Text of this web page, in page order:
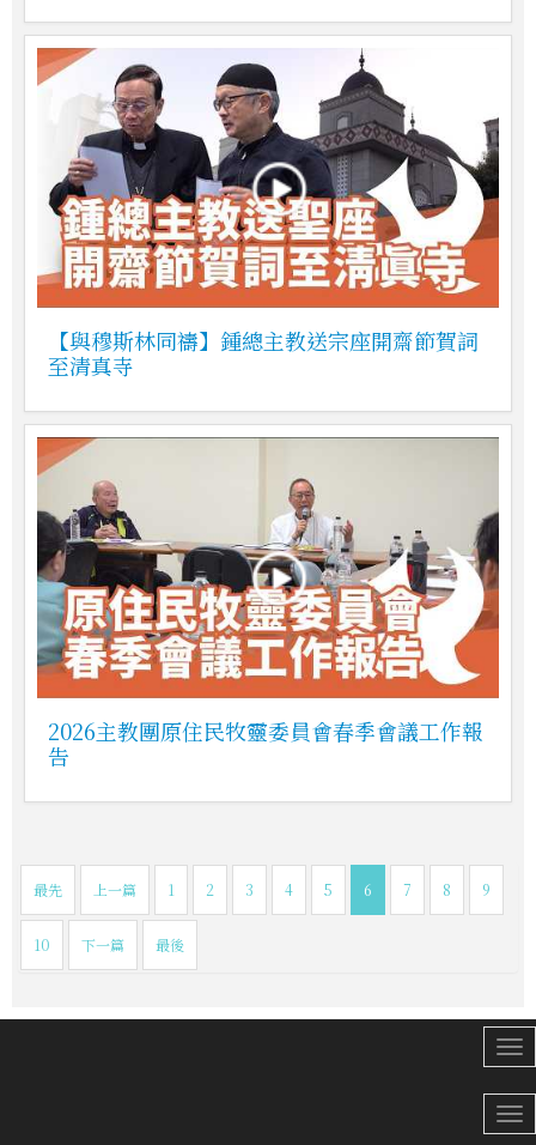
【與穆斯林同禱】鍾總主教送宗座開齋節賀詞
至清真寺
2026主教團原住民牧靈委員會春季會議工作報
告
最先 上一篇 1 2 3 4 5 6 7 8 9
10 下一篇 最後